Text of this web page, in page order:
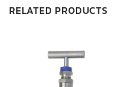
RELATED PRODUCTS